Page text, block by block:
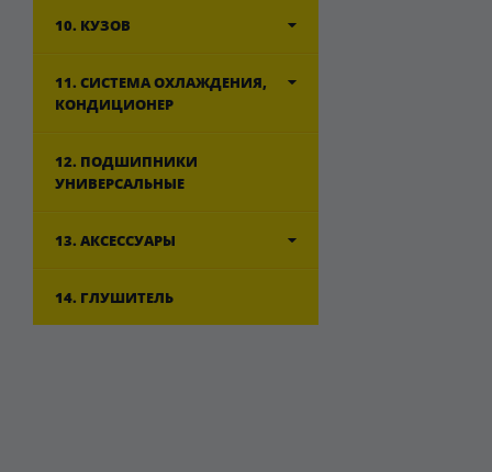
10. КУЗОВ
11. СИСТЕМА ОХЛАЖДЕНИЯ,
КОНДИЦИОНЕР
12. ПОДШИПНИКИ
УНИВЕРСАЛЬНЫЕ
13. АКСЕССУАРЫ
14. ГЛУШИТЕЛЬ